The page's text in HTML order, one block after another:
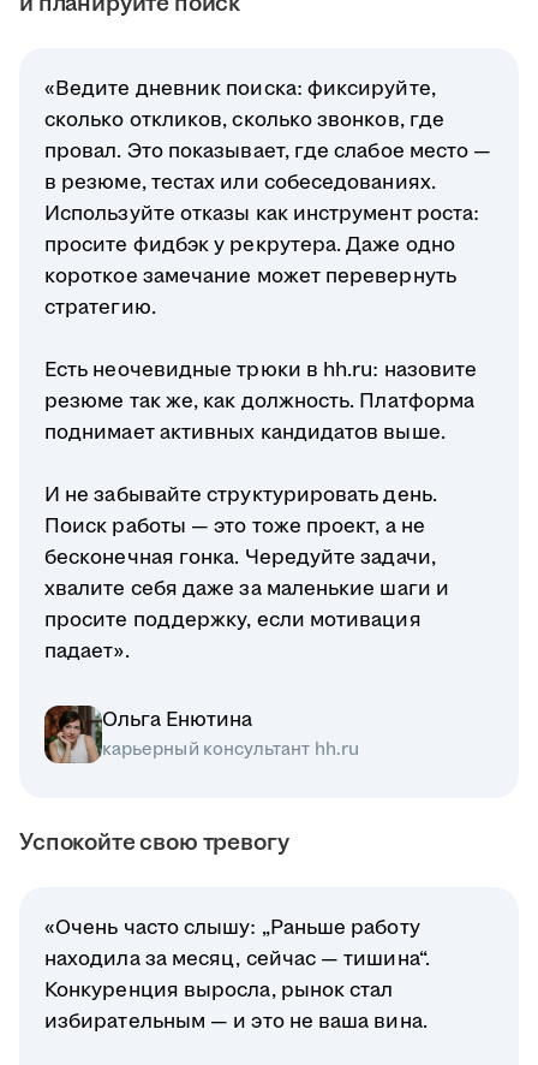
«Ведите дневник поиска: фиксируйте,
сколько откликов, сколько звонков, где
провал. Это показывает, где слабое место —
в резюме, тестах или собеседованиях.
Используйте отказы как инструмент роста:
просите фидбэк у рекрутера. Даже одно
короткое замечание может перевернуть
стратегию.
Есть неочевидные трюки в hh.ru: назовите
резюме так же, как должность. Платформа
поднимает активных кандидатов выше.
И не забывайте структурировать день.
Поиск работы — это тоже проект, а не
бесконечная гонка. Чередуйте задачи,
хвалите себя даже за маленькие шаги и
просите поддержку, если мотивация
падает».
Ольга Енютина
карьерный консультант hh.ru
Успокойте свою тревогу
«Очень часто слышу: „Раньше работу
находила за месяц, сейчас — тишина“.
Конкуренция выросла, рынок стал
избирательным — и это не ваша вина.